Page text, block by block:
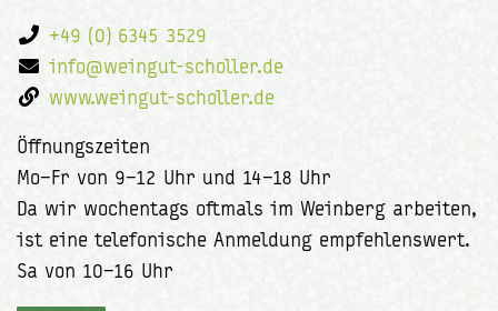
+49 (0) 6345 3529
info@weingut-scholler.de
www.weingut-scholler.de
Öffnungszeiten
Mo–Fr von 9–12 Uhr und 14–18 Uhr
Da wir wochentags oftmals im Weinberg arbeiten,
ist eine telefonische Anmeldung empfehlenswert.
Sa von 10–16 Uhr